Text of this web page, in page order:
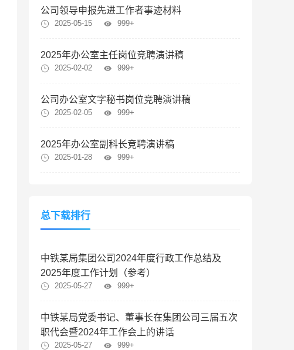
公司领导申报先进工作者事迹材料
2025-05-15 999+
2025年办公室主任岗位竞聘演讲稿
2025-02-02 999+
公司办公室文字秘书岗位竞聘演讲稿
2025-02-05 999+
2025年办公室副科长竞聘演讲稿
2025-01-28 999+
总下载排行
中铁某局集团公司2024年度行政工作总结及
2025年度工作计划（参考）
2025-05-27 999+
中铁某局党委书记、董事长在集团公司三届五次
职代会暨2024年工作会上的讲话
2025-05-27 999+